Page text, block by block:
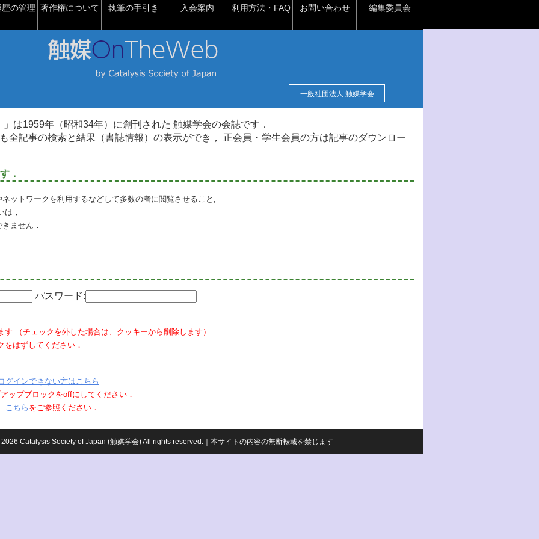
の管理 著作権について 執筆の手引き 入会案内 利用方法・FAQ お問い合わせ 編集委員会
一般社団法人 触媒学会
は1959年（昭和34年）に創刊された 触媒学会の会誌です．
全記事の検索と結果（書誌情報）の表示ができ， 正会員・学生会員の方は記事のダウンロー
．
ットワークを利用するなどして多数の者に閲覧させること,
は，
ません．
パスワード:
.（チェックを外した場合は、クッキーから削除します）
はずしてください．
グインできない方はこちら
ップブロックをoffにしてください．
こちら をご参照ください．
Catalysis Society of Japan (触媒学会) All rights reserved.｜本サイトの内容の無断転載を禁じます